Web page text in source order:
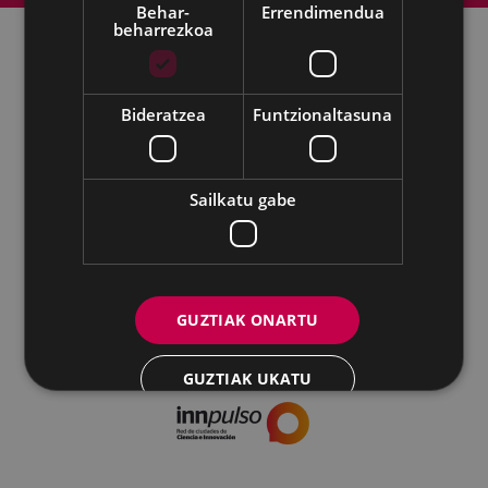
Kultura - Untzaga plaza, 1 | 20600 Eibar
943 70 84 39 / 943 70 84 00 (Pegora) | Faxa: 943 70 84
kultura@eibar.eus pegora@eibar.eus
IFZ: P2003100A | DIR3 L01200300
Behar-
beharrezkoa
Errendimendua
Bideratzea Funtzionaltasuna
Sailkatu gabe
GUZTIAK ONARTU
GUZTIAK UKATU
XEHETASUNAK ERAKUTSI